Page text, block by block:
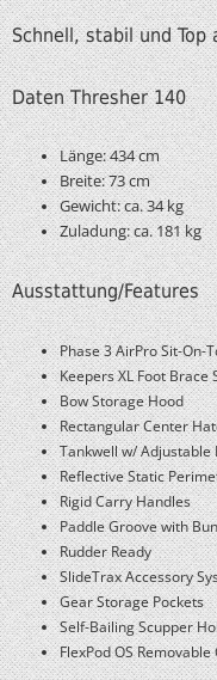
Schnell, stabil und
Daten Thresher 140
Länge: 434 cm
Breite: 73 cm
Gewicht: ca. 34 kg
Zuladung: ca. 181 kg
Ausstattung/Features
Phase 3 AirPro Sit-On-
Keepers XL Foot Brace
Bow Storage Hood
Rectangular Center
Tankwell w/ Adjustable
Reflective Static
Rigid Carry Handles
Paddle Groove with
Rudder Ready
SlideTrax Accessory
Gear Storage Pockets
Self-Bailing Scupper
FlexPod OS Removable